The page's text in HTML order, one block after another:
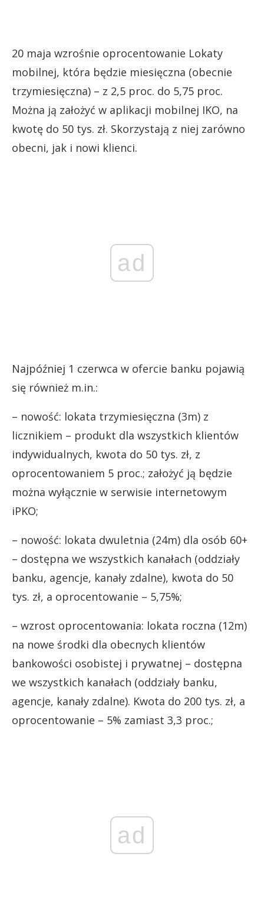
20 maja wzrośnie oprocentowanie Lokaty
mobilnej, która będzie miesięczna (obecnie
trzymiesięczna) – z 2,5 proc. do 5,75 proc.
Można ją założyć w aplikacji mobilnej IKO, na
kwotę do 50 tys. zł. Skorzystają z niej zarówno
obecni, jak i nowi klienci.
ad
Najpóźniej 1 czerwca w ofercie banku pojawią
się również m.in.:
– nowość: lokata trzymiesięczna (3m) z
licznikiem – produkt dla wszystkich klientów
indywidualnych, kwota do 50 tys. zł, z
oprocentowaniem 5 proc.; założyć ją będzie
można wyłącznie w serwisie internetowym
iPKO;
– nowość: lokata dwuletnia (24m) dla osób 60+
– dostępna we wszystkich kanałach (oddziały
banku, agencje, kanały zdalne), kwota do 50
tys. zł, a oprocentowanie – 5,75%;
– wzrost oprocentowania: lokata roczna (12m)
na nowe środki dla obecnych klientów
bankowości osobistej i prywatnej – dostępna
we wszystkich kanałach (oddziały banku,
agencje, kanały zdalne). Kwota do 200 tys. zł, a
oprocentowanie – 5% zamiast 3,3 proc.;
ad